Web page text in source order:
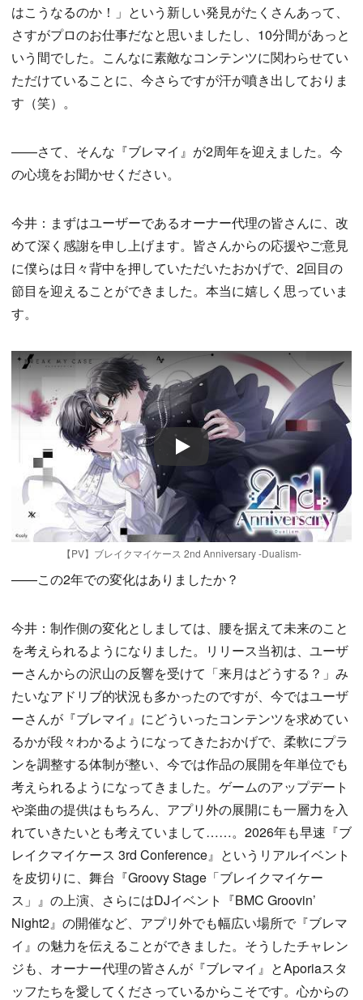
はこうなるのか！」という新しい発見がたくさんあって、
さすがプロのお仕事だなと思いましたし、10分間があっと
いう間でした。こんなに素敵なコンテンツに関わらせてい
ただけていることに、今さらですが汗が噴き出しておりま
す（笑）。
——さて、そんな『ブレマイ』が2周年を迎えました。今
の心境をお聞かせください。
今井：まずはユーザーであるオーナー代理の皆さんに、改
めて深く感謝を申し上げます。皆さんからの応援やご意見
に僕らは日々背中を押していただいたおかげで、2回目の
節目を迎えることができました。本当に嬉しく思っていま
す。
Play
【PV】ブレイクマイケース 2nd Anniversary -Dualism-
——この2年での変化はありましたか？
今井：制作側の変化としましては、腰を据えて未来のこと
を考えられるようになりました。リリース当初は、ユーザ
ーさんからの沢山の反響を受けて「来月はどうする？」み
たいなアドリブ的状況も多かったのですが、今ではユーザ
ーさんが『ブレマイ』にどういったコンテンツを求めてい
るかが段々わかるようになってきたおかげで、柔軟にプラ
ンを調整する体制が整い、今では作品の展開を年単位でも
考えられるようになってきました。ゲームのアップデート
や楽曲の提供はもちろん、アプリ外の展開にも一層力を入
れていきたいとも考えていまして……。2026年も早速『ブ
レイクマイケース 3rd Conference』というリアルイベント
を皮切りに、舞台『Groovy Stage「ブレイクマイケー
ス」』の上演、さらにはDJイベント『BMC Groovin’
Night2』の開催など、アプリ外でも幅広い場所で『ブレマ
イ』の魅力を伝えることができました。そうしたチャレン
ジも、オーナー代理の皆さんが『ブレマイ』とAporiaスタ
ッフたちを愛してくださっているからこそです。心からの